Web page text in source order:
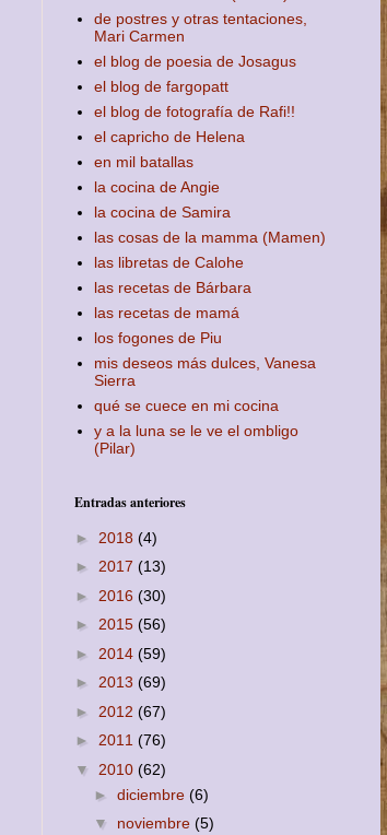
de postres y otras tentaciones,
Mari Carmen
el blog de poesia de Josagus
el blog de fargopatt
el blog de fotografía de Rafi!!
el capricho de Helena
en mil batallas
la cocina de Angie
la cocina de Samira
las cosas de la mamma (Mamen)
las libretas de Calohe
las recetas de Bárbara
las recetas de mamá
los fogones de Piu
mis deseos más dulces, Vanesa
Sierra
qué se cuece en mi cocina
y a la luna se le ve el ombligo
(Pilar)
Entradas anteriores
► 2018 (4)
► 2017 (13)
► 2016 (30)
► 2015 (56)
► 2014 (59)
► 2013 (69)
► 2012 (67)
► 2011 (76)
▼ 2010 (62)
► diciembre (6)
▼ noviembre (5)